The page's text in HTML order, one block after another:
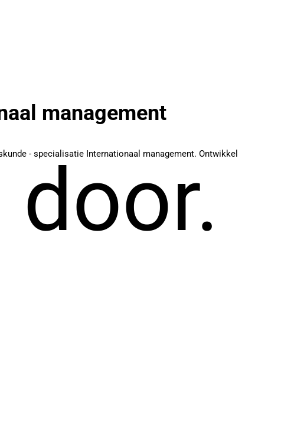
management
- specialisatie Internationaal management. Ontwikkel